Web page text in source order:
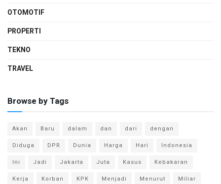
OTOMOTIF
PROPERTI
TEKNO
TRAVEL
Browse by Tags
Akan Baru dalam dan dari
dengan
Diduga
DPR Dunia Harga Hari
Indonesia
Ini
Jadi Jakarta Juta Kasus
Kebakaran
Kerja
Korban KPK Menjadi Menurut
Miliar